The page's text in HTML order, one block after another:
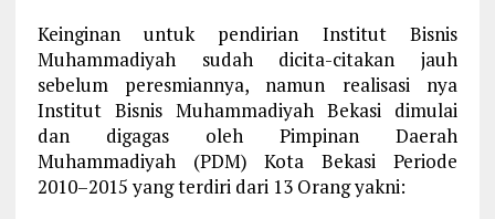
Keinginan untuk pendirian Institut Bisnis
Muhammadiyah sudah dicita-citakan jauh
sebelum peresmiannya, namun realisasi nya
Institut Bisnis Muhammadiyah Bekasi dimulai
dan digagas oleh Pimpinan Daerah
Muhammadiyah (PDM) Kota Bekasi Periode
2010–2015 yang terdiri dari 13 Orang yakni: